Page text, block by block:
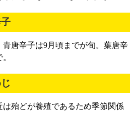
青唐辛子は9月頃までが旬。葉唐辛
殆どが養殖であるため季節関係